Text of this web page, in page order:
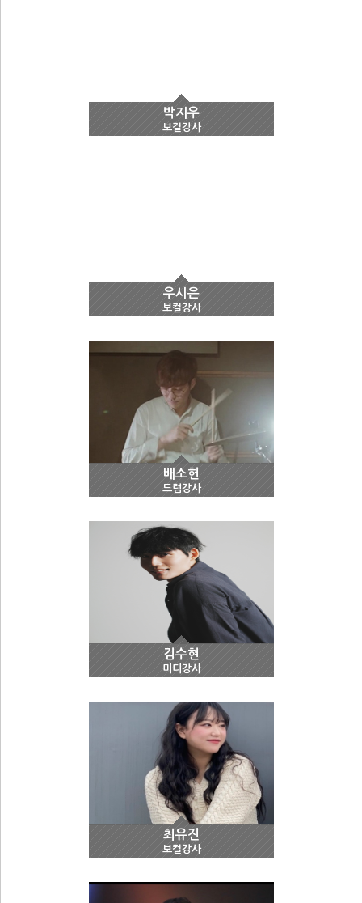
박지우
보컬강사
우시은
보컬강사
배소헌
드럼강사
김수현
미디강사
최유진
보컬강사